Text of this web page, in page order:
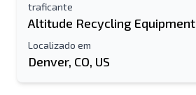
traficante
Altitude Recycling Equipment
Localizado em
Denver, CO, US